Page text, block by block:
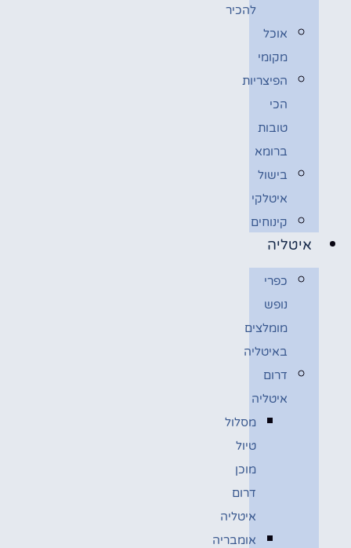
להכיר
אוכל
מקומי
הפיצריות
הכי
טובות
ברומא
בישול
איטלקי
קינוחים
איטליה
כפרי
נופש
מומלצים
באיטליה
דרום
איטליה
מסלול
טיול
מוכן
דרום
איטליה
אומבריה